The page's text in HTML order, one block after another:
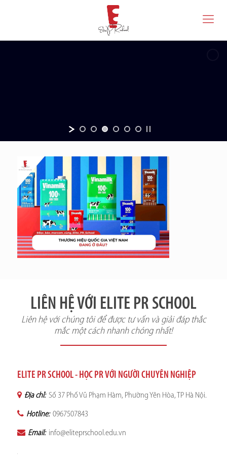
LIÊN HỆ VỚI ELITE PR SCHOOL
Liên hệ với chúng tôi để được tư vấn và giải đáp thắc
mắc một cách nhanh chóng nhất!
ELITE PR SCHOOL - HỌC PR VỚI NGƯỜI CHUYÊN NGHIỆP
Địa chỉ: Số 37 Phố Vũ Phạm Hàm, Phường Yên Hòa, TP Hà Nội.
Hotline: 0967507843
Email: info@eliteprschool.edu.vn